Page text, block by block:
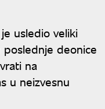
usledio veliki
deonice
na
u neizvesnu